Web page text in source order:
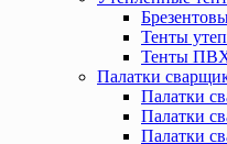
Тенты
Тенты
Палатки
Палатки
Палатки
Палатки